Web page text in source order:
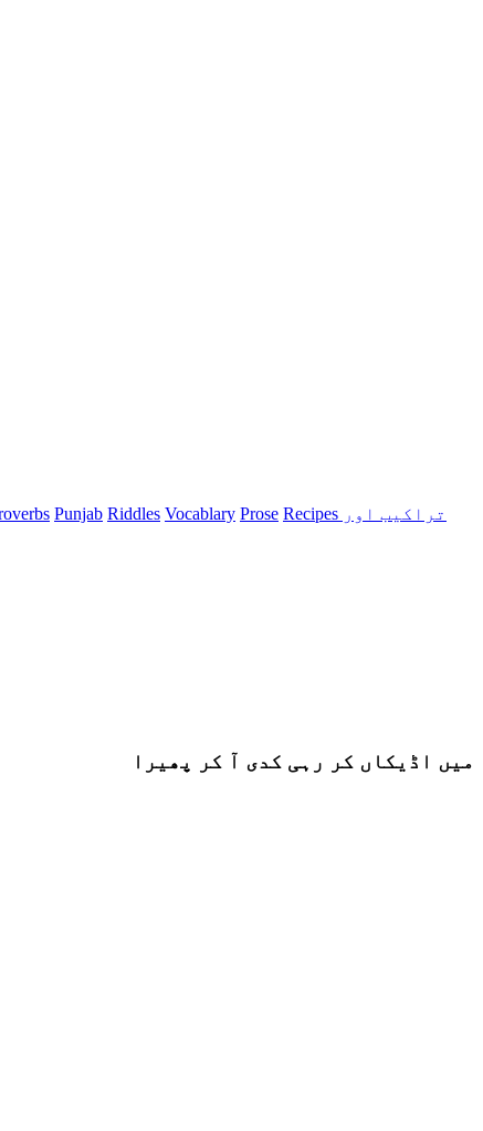
Punjab Riddles Vocablary Prose Recipes تراکیب اور
میں اڈیکاں کر رہی کدی آ کر پھیرا